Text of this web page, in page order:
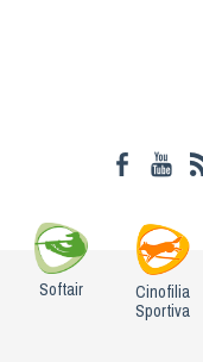
Softair
Cinofilia
Sportiva